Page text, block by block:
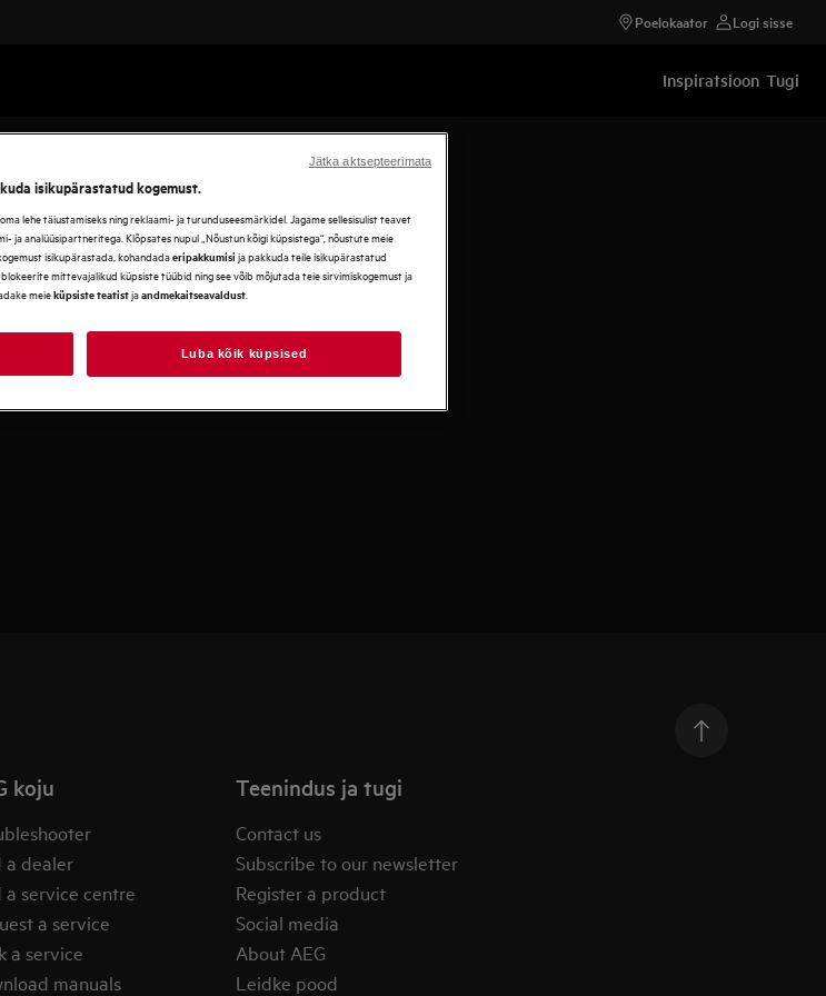
Poelokaator Logi sisse
Inspiratsioon Tugi
koju
a dealer
a service centre
a service
a service
manuals
Teenindus ja tugi
Contact us
Subscribe to our newsletter
Register a product
Social media
About AEG
Leidke pood
isikupärastatud kogemust.
lehe täiustamiseks ning reklaami- ja turunduseesmärkidel. Jagame sellesisulist teavet
ja analüüsipartneritega. Klõpsates nupul „Nõustun kõigi küpsistega“, nõustute meie
isikupärastada, kohandadaeripakkumisi ja pakkuda teile isikupärastatud
mittevajalikud küpsiste tüübid ning see võib mõjutada teie sirvimiskogemust ja
meieküpsiste teatistjaandmekaitseavaldust
Luba kõik küpsised
Jätka aktsepteerimata